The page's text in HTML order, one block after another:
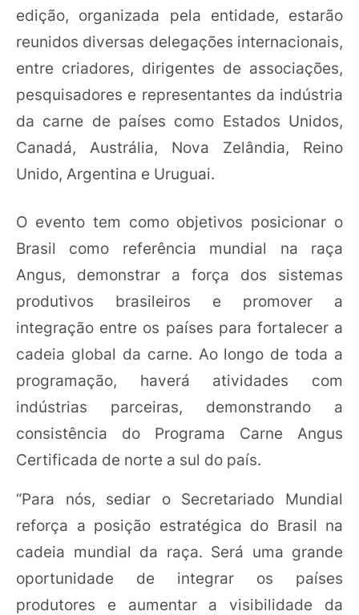
edição, organizada pela entidade, estarão
reunidos diversas delegações internacionais,
entre criadores, dirigentes de associações,
pesquisadores e representantes da indústria
da carne de países como Estados Unidos,
Canadá, Austrália, Nova Zelândia, Reino
Unido, Argentina e Uruguai.
O evento tem como objetivos posicionar o
Brasil como referência mundial na raça
Angus, demonstrar a força dos sistemas
produtivos brasileiros e promover a
integração entre os países para fortalecer a
cadeia global da carne. Ao longo de toda a
programação, haverá atividades com
indústrias parceiras, demonstrando a
consistência do Programa Carne Angus
Certificada de norte a sul do país.
“Para nós, sediar o Secretariado Mundial
reforça a posição estratégica do Brasil na
cadeia mundial da raça. Será uma grande
oportunidade de integrar os países
produtores e aumentar a visibilidade da